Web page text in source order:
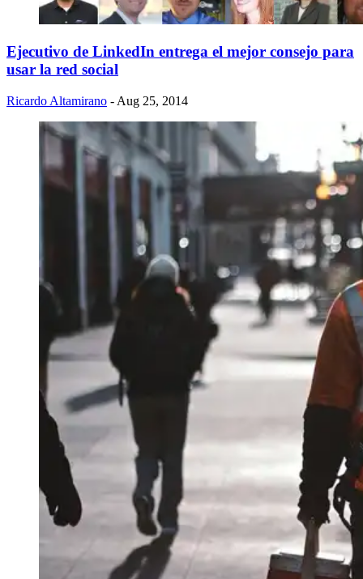
Ejecutivo de LinkedIn entrega el mejor consejo para
usar la red social
Ricardo Altamirano - Aug 25, 2014